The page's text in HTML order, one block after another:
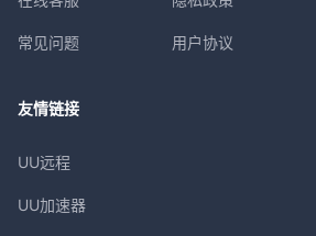
常见问题 用户协议
友情链接
UU远程
UU加速器